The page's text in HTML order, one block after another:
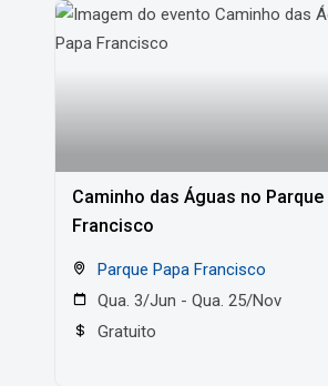
Caminho das Águas no Parque
Francisco
Parque Papa Francisco
Qua. 3/Jun - Qua. 25/Nov
Gratuito